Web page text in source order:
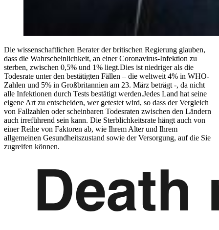
Die wissenschaftlichen Berater der britischen Regierung glauben,
dass die Wahrscheinlichkeit, an einer Coronavirus-Infektion zu
sterben, zwischen 0,5% und 1% liegt.Dies ist niedriger als die
Todesrate unter den bestätigten Fällen – die weltweit 4% in WHO-
Zahlen und 5% in Großbritannien am 23. März beträgt -, da nicht
alle Infektionen durch Tests bestätigt werden.Jedes Land hat seine
eigene Art zu entscheiden, wer getestet wird, so dass der Vergleich
von Fallzahlen oder scheinbaren Todesraten zwischen den Ländern
auch irreführend sein kann. Die Sterblichkeitsrate hängt auch von
einer Reihe von Faktoren ab, wie Ihrem Alter und Ihrem
allgemeinen Gesundheitszustand sowie der Versorgung, auf die Sie
zugreifen können.